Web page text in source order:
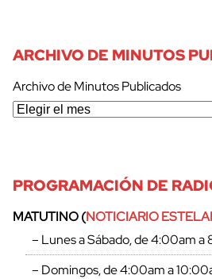
ARCHIVO DE MINUTOS
Archivo de Minutos Publicados
PROGRAMACIÓN DE
MATUTINO (NOTICIARIO
– Lunes a Sábado, de 4:00am a
– Domingos, de 4:00am a